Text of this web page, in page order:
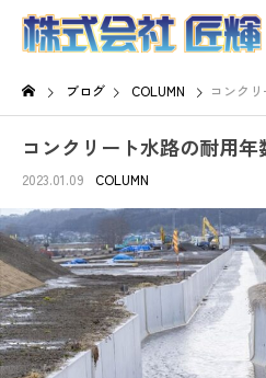
ブログ COLUMN コンク
コンクリート水路の耐用
2023.01.09 COLUMN